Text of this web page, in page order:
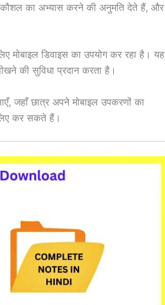
कौशल का अभ्यास करने की अनुमति देते हैं, और
डिवाइस का उपयोग कर रहा है। यह
की सुविधा प्रदान करता है।
जहाँ छात्र अपने मोबाइल उपकरणों का
कर सकते हैं।